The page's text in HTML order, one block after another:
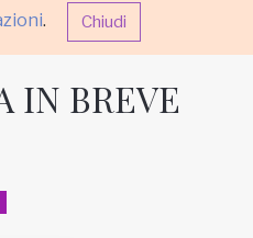
. Chiudi
IN BREVE